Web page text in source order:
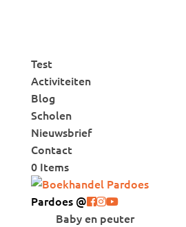
Test
Activiteiten
Blog
Scholen
Nieuwsbrief
Contact
0 Items
Pardoes @
Baby en peuter